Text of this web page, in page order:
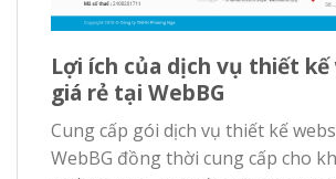
Lợi ích của dịch vụ thiết
giá rẻ tại WebBG
Cung cấp gói dịch vụ thiết kế
WebBG đồng thời cung cấp cho